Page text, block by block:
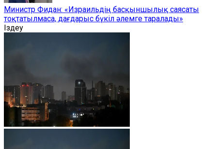
Министр Фидан: «Израильдің басқыншылық саясаты
тоқтатылмаса, дағдарыс бүкіл әлемге таралады»
Іздеу